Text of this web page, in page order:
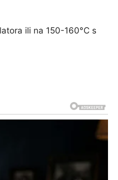
ili na 150-160°C s